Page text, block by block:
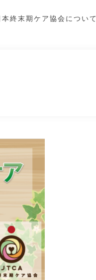
本終末期ケア協会について